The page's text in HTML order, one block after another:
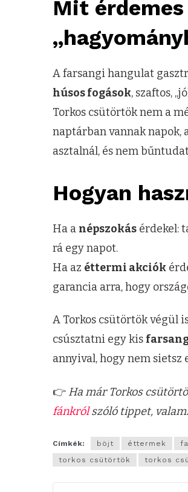
Mit
A farsangi hangulat
húsos fogások, szaftos,
Torkos csütörtök nem a
naptárban vannak napok,
asztalnál, és nem
Hogyan
Ha a népszokás érdekel:
rá egy napot.
Ha az éttermi akciók
garancia arra, hogy
A Torkos csütörtök végül
csúsztatni egy kis
annyival, hogy nem sietsz
👉 Ha már Torkos
fánkrólszóló tippet,
Címkék: böjt éttermek
torkos csütörtök
torkos